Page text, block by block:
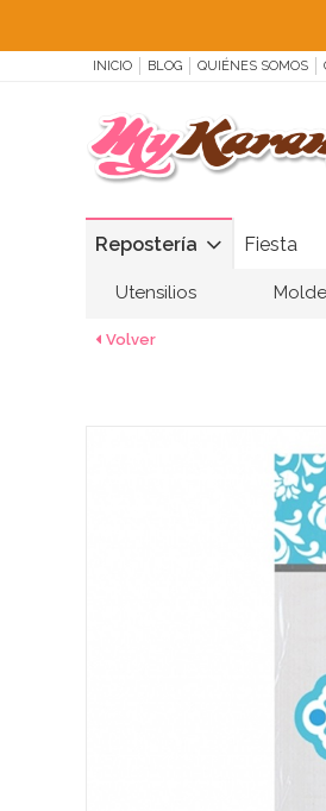
INICIO BLOG QUIÉNES SOMOS
Repostería Fiesta
Utensilios
Volver